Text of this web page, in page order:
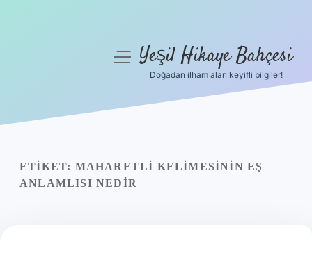
Yasal Uyarı
menüyüYeşil Hikaye Bahçesi
Doğadan ilham alan keyifli bilgiler!
ETIKET: MAHARETLI KELIMESININ EŞ
ANLAMLISI NEDIR